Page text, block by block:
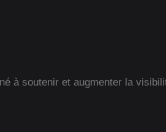
à soutenir et augmenter la